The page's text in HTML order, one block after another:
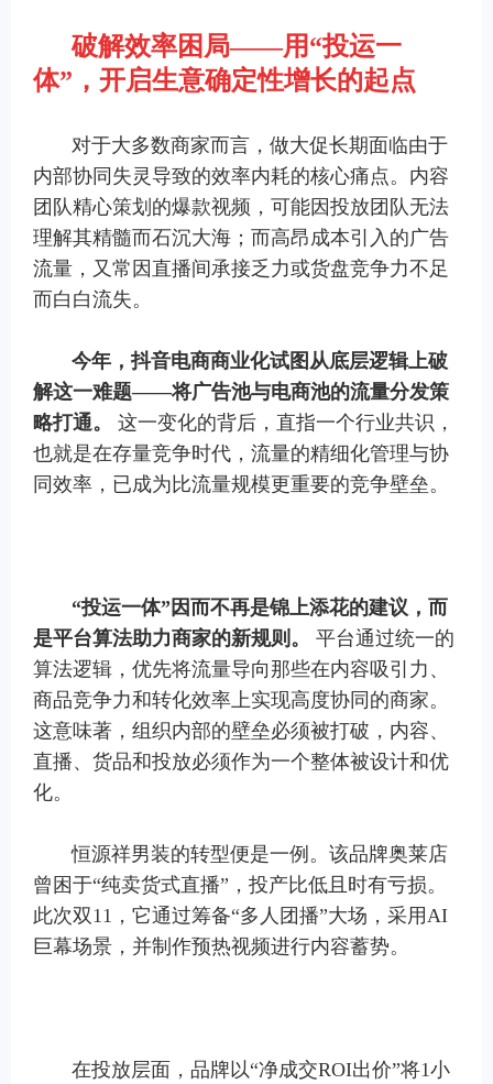
破解效率困局——用“投运一
体” ，开启生意确定性增长的起点
对于大多数商家而言，做大促长期面临由于
内部协同失灵导致的效率内耗的核心痛点。内容
团队精心策划的爆款视频，可能因投放团队无法
理解其精髓而石沉大海；而高昂成本引入的广告
流量，又常因直播间承接乏力或货盘竞争力不足
而白白流失。
今年，抖音电商商业化试图从底层逻辑上破
解这一难题——将广告池与电商池的流量分发策
略打通。
这一变化的背后，直指一个行业共识，
也就是在存量竞争时代，流量的精细化管理与协
同效率，已成为比流量规模更重要的竞争壁垒。
“投运一体”因而不再是锦上添花的建议，而
是平台算法助力商家的新规则。
平台通过统一的
算法逻辑，优先将流量导向那些在内容吸引力、
商品竞争力和转化效率上实现高度协同的商家。
这意味著，组织内部的壁垒必须被打破，内容、
直播、货品和投放必须作为一个整体被设计和优
化。
恒源祥男装的转型便是一例。该品牌奥莱店
曾困于“纯卖货式直播”，投产比低且时有亏损。
此次双11，它通过筹备“多人团播”大场，采用AI
巨幕场景，并制作预热视频进行内容蓄势。
在投放层面，品牌以“净成交ROI出价”将1小